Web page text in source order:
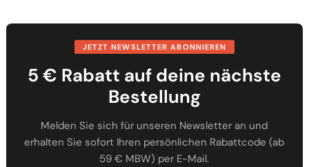
JETZT NEWSLETTER ABONNIEREN
5 € Rabatt auf deine nächste
Bestellung
Melden Sie sich für unseren Newsletter an und
erhalten Sie sofort Ihren persönlichen Rabattcode (ab
59 € MBW) per E-Mail.